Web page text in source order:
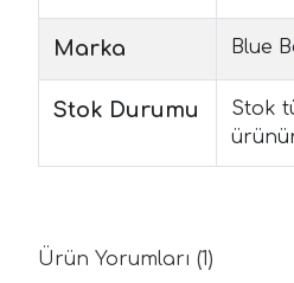
Marka Blue
Stok Durumu
Stok
Ürün Yorumları (1)